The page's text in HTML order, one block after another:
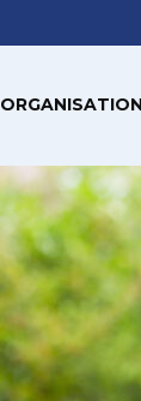
ORGANISATION